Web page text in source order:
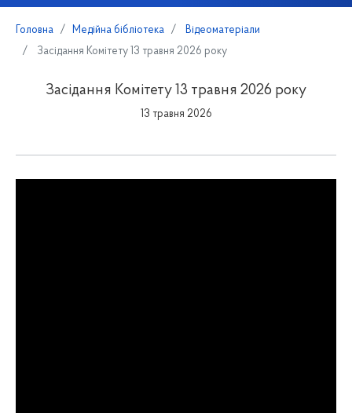
Головна Медійна бібліотека
Відеоматеріали
Засідання Комітету 13 травня 2026 року
Засідання Комітету 13 травня 2026 року
13 травня 2026